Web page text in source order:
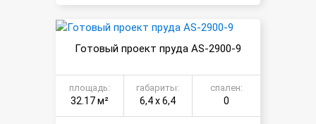
Готовый проект пруда AS-2900-9
площадь:
32.17 м²
габариты:
6,4 х 6,4
спален:
0